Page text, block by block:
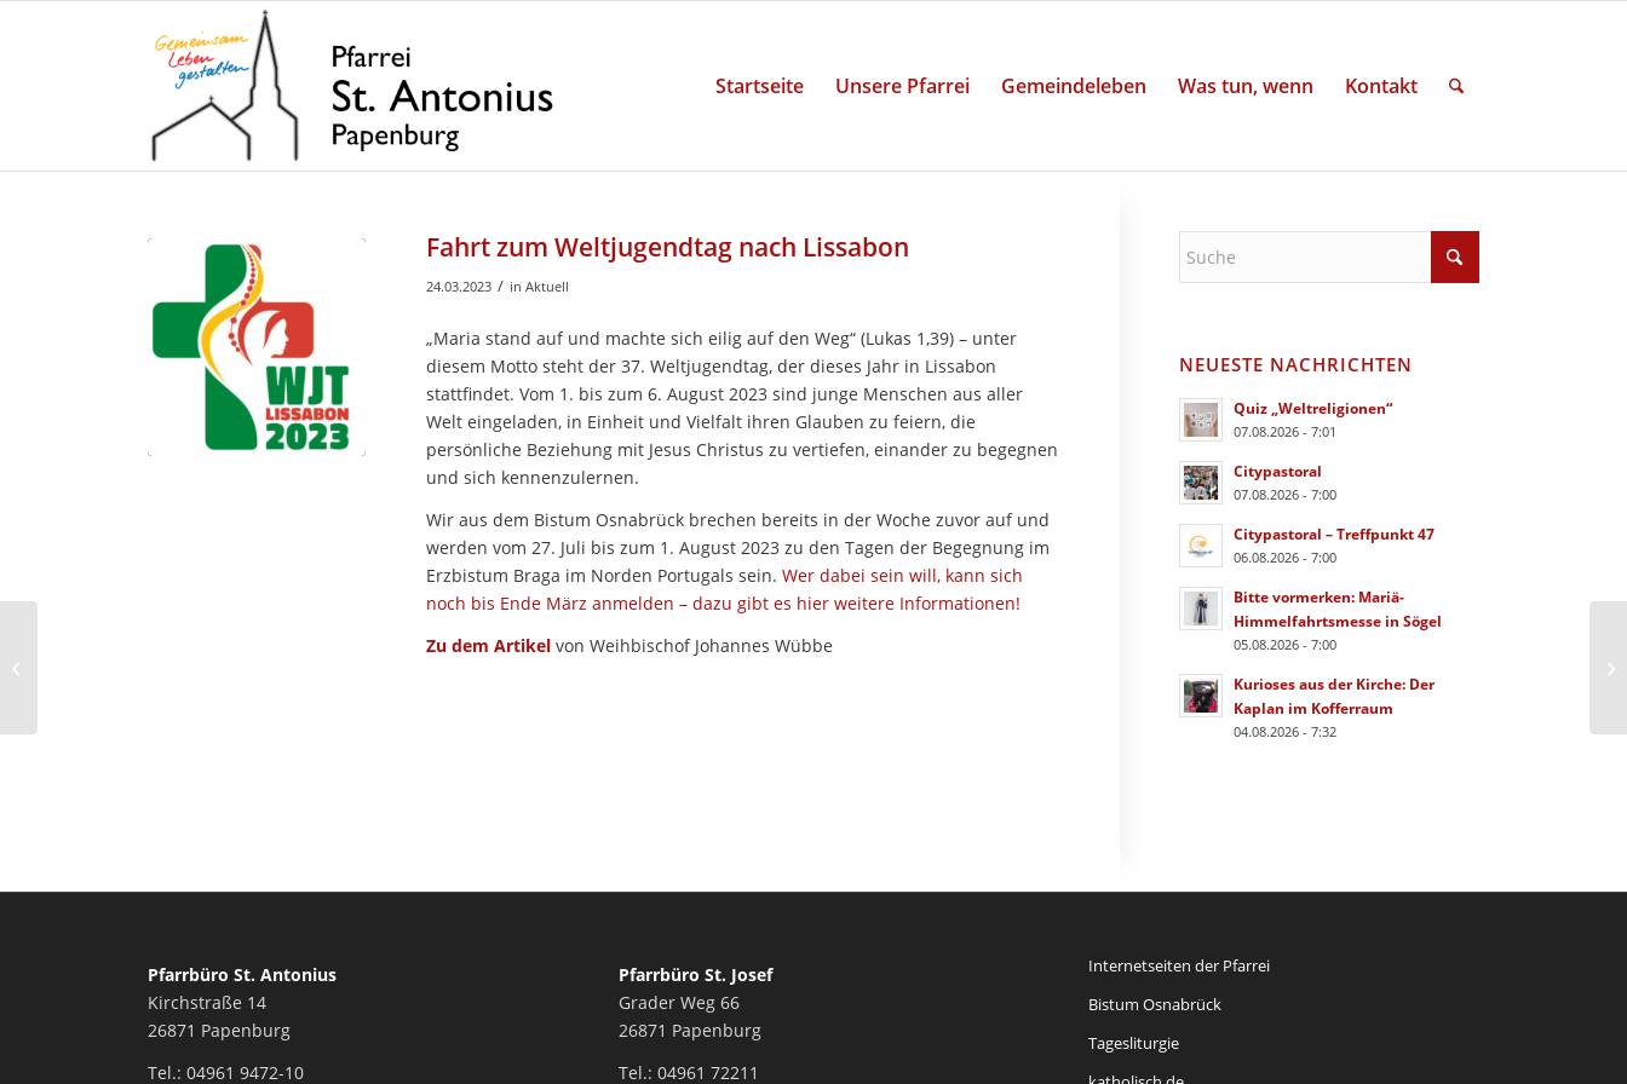
Startseite Unsere Pfarrei Gemeindeleben Was tun, wenn Kontakt
Fahrt zum Weltjugendtag nach Lissabon
24.03.2023 / in Aktuell
„Maria stand auf und machte sich eilig auf den Weg“ (Lukas 1,39) – unter
diesem Motto steht der 37. Weltjugendtag, der dieses Jahr in Lissabon
stattfindet. Vom 1. bis zum 6. August 2023 sind junge Menschen aus aller
Welt eingeladen, in Einheit und Vielfalt ihren Glauben zu feiern, die
persönliche Beziehung mit Jesus Christus zu vertiefen, einander zu begegnen
und sich kennenzulernen.
Wir aus dem Bistum Osnabrück brechen bereits in der Woche zuvor auf und
werden vom 27. Juli bis zum 1. August 2023 zu den Tagen der Begegnung im
Erzbistum Braga im Norden Portugals sein. Wer dabei sein will, kann sich
noch bis Ende März anmelden – dazu gibt es hier weitere Informationen!
Zu dem Artikel von Weihbischof Johannes Wübbe
NEUESTE NACHRICHTEN
Quiz „Weltreligionen“
07.08.2026 - 7:01
Citypastoral
07.08.2026 - 7:00
Citypastoral – Treffpunkt 47
06.08.2026 - 7:00
Bitte vormerken: Mariä-
Himmelfahrtsmesse in Sögel
05.08.2026 - 7:00
Kurioses aus der Kirche: Der
Kaplan im Kofferraum
04.08.2026 - 7:32
Pfarrbüro St. Antonius
Kirchstraße 14
26871 Papenburg
Tel.: 04961 9472-10
Pfarrbüro St. Josef
Grader Weg 66
26871 Papenburg
Tel.: 04961 72211
Internetseiten der Pfarrei
Bistum Osnabrück
Tagesliturgie